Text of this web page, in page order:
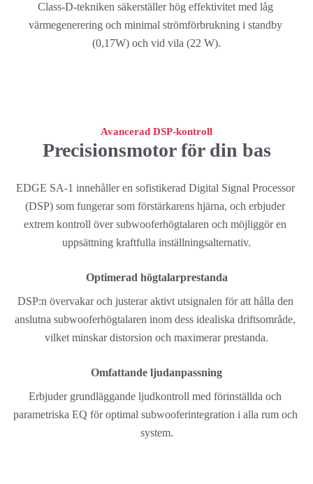
Class-D-tekniken säkerställer hög effektivitet med låg
värmegenerering och minimal strömförbrukning i standby
(0,17W) och vid vila (22 W).
Avancerad DSP-kontroll
Precisionsmotor för din bas
EDGE SA-1 innehåller en sofistikerad Digital Signal Processor
(DSP) som fungerar som förstärkarens hjärna, och erbjuder
extrem kontroll över subwooferhögtalaren och möjliggör en
uppsättning kraftfulla inställningsalternativ.
Optimerad högtalarprestanda
DSP:n övervakar och justerar aktivt utsignalen för att hålla den
anslutna subwooferhögtalaren inom dess idealiska driftsområde,
vilket minskar distorsion och maximerar prestanda.
Omfattande ljudanpassning
Erbjuder grundläggande ljudkontroll med förinställda och
parametriska EQ för optimal subwooferintegration i alla rum och
system.